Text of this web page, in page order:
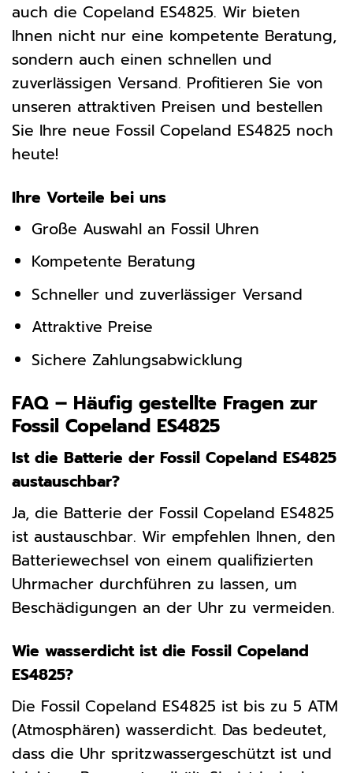
auch die Copeland ES4825. Wir bieten
Ihnen nicht nur eine kompetente Beratung,
sondern auch einen schnellen und
zuverlässigen Versand. Profitieren Sie von
unseren attraktiven Preisen und bestellen
Sie Ihre neue Fossil Copeland ES4825 noch
heute!
Ihre Vorteile bei uns
Große Auswahl an Fossil Uhren
Kompetente Beratung
Schneller und zuverlässiger Versand
Attraktive Preise
Sichere Zahlungsabwicklung
FAQ – Häufig gestellte Fragen zur
Fossil Copeland ES4825
Ist die Batterie der Fossil Copeland ES4825
austauschbar?
Ja, die Batterie der Fossil Copeland ES4825
ist austauschbar. Wir empfehlen Ihnen, den
Batteriewechsel von einem qualifizierten
Uhrmacher durchführen zu lassen, um
Beschädigungen an der Uhr zu vermeiden.
Wie wasserdicht ist die Fossil Copeland
ES4825?
Die Fossil Copeland ES4825 ist bis zu 5 ATM
(Atmosphären) wasserdicht. Das bedeutet,
dass die Uhr spritzwassergeschützt ist und